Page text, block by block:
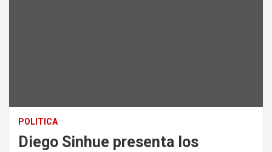
POLITICA
Diego Sinhue presenta los